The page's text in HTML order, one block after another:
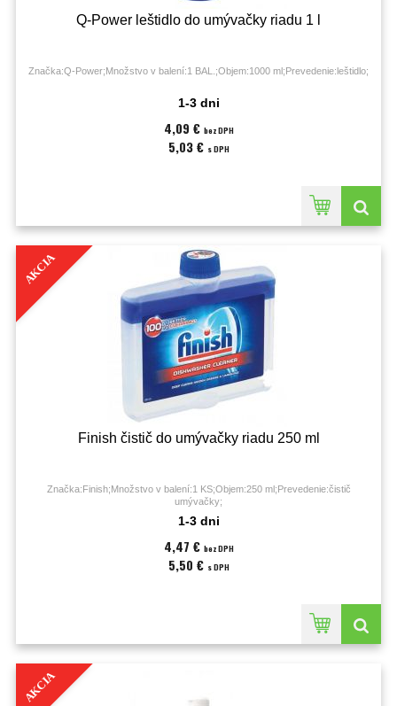
Q-Power leštidlo do umývačky riadu 1 l
Značka:Q-Power;Množstvo v balení:1 BAL.;Objem:1000 ml;Prevedenie:leštidlo;
1-3 dni
4,09 € bez DPH
5,03 € s DPH
AKCIA
Finish čistič do umývačky riadu 250 ml
Značka:Finish;Množstvo v balení:1 KS;Objem:250 ml;Prevedenie:čistič
umývačky;
1-3 dni
4,47 € bez DPH
5,50 € s DPH
AKCIA